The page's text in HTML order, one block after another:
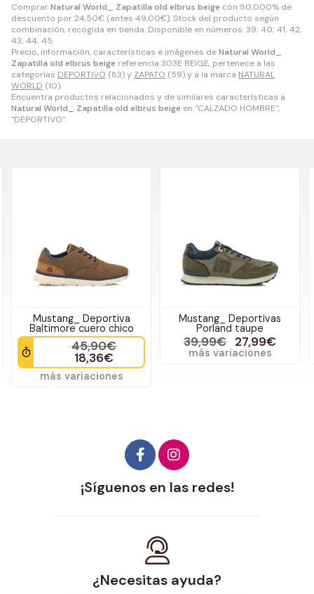
ComprarNatural World_ Zapatilla old elbrus beige con 50,000% de
descuento por24,50€ (antes 49,00€). Stock del producto según
combinación, recogida en tienda. Disponible en números: 39; 40; 41; 42;
43; 44; 45.
Precio, información, características e imágenes deNatural World_
Zapatilla old elbrus beige referencia 303E BEIGE, pertenece a las
categorías DEPORTIVO (83) y ZAPATO (59) y a la marca NATURAL
WORLD (10).
Encuentra productos relacionados y de similares características a
Natural World_ Zapatilla old elbrus beige en "CALZADO HOMBRE",
"DEPORTIVO".
Mustang_ Deportiva
Baltimore cuero chico
45,90€
18,36€
más variaciones
Mustang_ Deportivas
Porland taupe
39,99€ 27,99€
más variaciones
¡Síguenos en las redes!
¿Necesitas ayuda?